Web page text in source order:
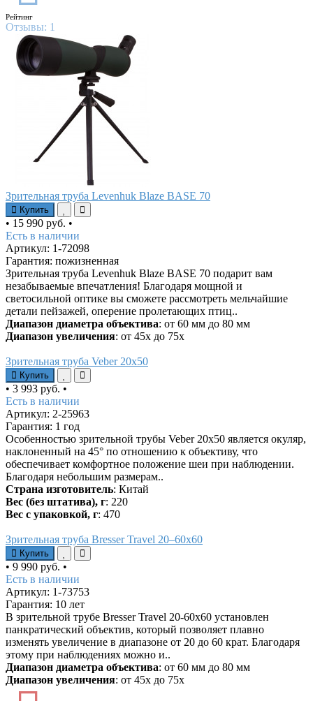
Рейтинг
Отзывы: 1
Зрительная труба Levenhuk Blaze BASE 70
Купить
• 15 990 руб. •
Есть в наличии
Артикул: 1-72098
Гарантия: пожизненная
Зрительная труба Levenhuk Blaze BASE 70 подарит вам
незабываемые впечатления! Благодаря мощной и
светосильной оптике вы сможете рассмотреть мельчайшие
детали пейзажей, оперение пролетающих птиц..
Диапазон диаметра объектива: от 60 мм до 80 мм
Диапазон увеличения: от 45х до 75х
Зрительная труба Veber 20x50
Купить
• 3 993 руб. •
Есть в наличии
Артикул: 2-25963
Гарантия: 1 год
Особенностью зрительной трубы Veber 20x50 является окуляр,
наклоненный на 45° по отношению к объективу, что
обеспечивает комфортное положение шеи при наблюдении.
Благодаря небольшим размерам..
Страна изготовитель: Китай
Вес (без штатива), г: 220
Вес с упаковкой, г: 470
Зрительная труба Bresser Travel 20–60x60
Купить
• 9 990 руб. •
Есть в наличии
Артикул: 1-73753
Гарантия: 10 лет
В зрительной трубе Bresser Travel 20-60x60 установлен
панкратический объектив, который позволяет плавно
изменять увеличение в диапазоне от 20 до 60 крат. Благодаря
этому при наблюдениях можно и..
Диапазон диаметра объектива: от 60 мм до 80 мм
Диапазон увеличения: от 45х до 75х